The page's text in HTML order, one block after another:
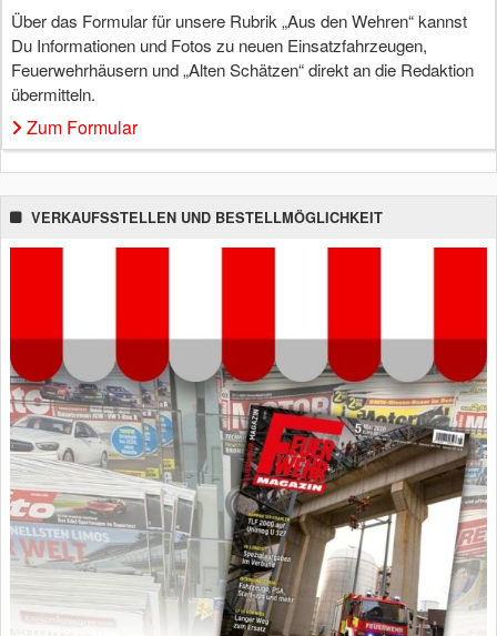
Über das Formular für unsere Rubrik „Aus den Wehren“ kannst
Du Informationen und Fotos zu neuen Einsatzfahrzeugen,
Feuerwehrhäusern und „Alten Schätzen“ direkt an die Redaktion
übermitteln.
Zum Formular
VERKAUFSSTELLEN UND BESTELLMÖGLICHKEIT